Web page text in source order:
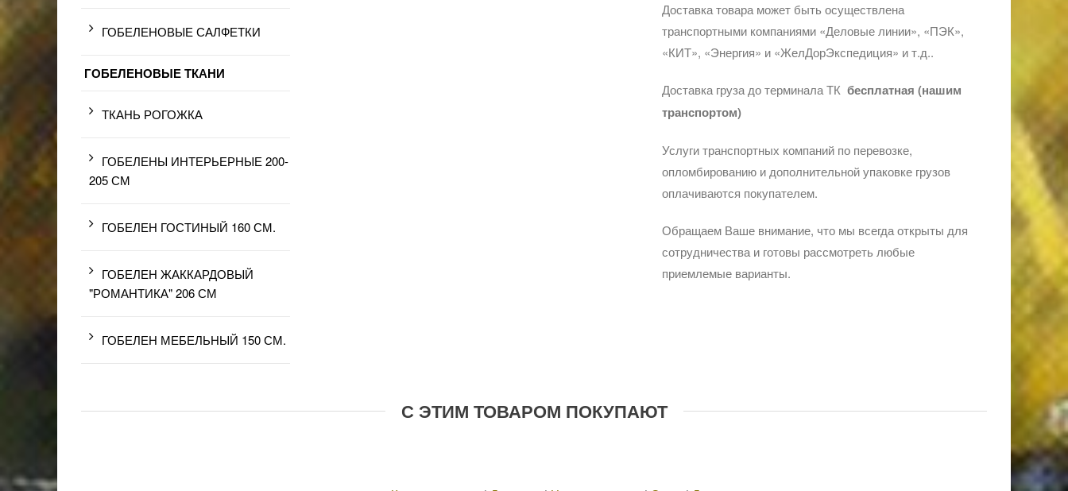
Доставка товара может быть осуществлена
транспортными компаниями «Деловые линии», «ПЭК»,
«КИТ», «Энергия» и «ЖелДорЭкспедиция» и т.д..
Доставка груза до терминала ТКбесплатная (нашим
транспортом)
Услуги транспортных компаний по перевозке,
опломбированию и дополнительной упаковке грузов
оплачиваются покупателем.
Обращаем Ваше внимание, что мы всегда открыты для
сотрудничества и готовы рассмотреть любые
приемлемые варианты.
ГОБЕЛЕНОВЫЕ САЛФЕТКИ
ГОБЕЛЕНОВЫЕ ТКАНИ
ТКАНЬ РОГОЖКА
ГОБЕЛЕНЫ ИНТЕРЬЕРНЫЕ 200-
205 СМ
ГОБЕЛЕН ГОСТИНЫЙ 160 СМ.
ГОБЕЛЕН ЖАККАРДОВЫЙ
"РОМАНТИКА" 206 СМ
ГОБЕЛЕН МЕБЕЛЬНЫЙ 150 СМ.
С ЭТИМ ТОВАРОМ ПОКУПАЮТ